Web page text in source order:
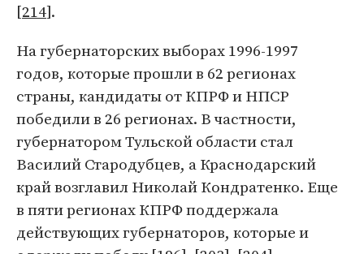
[214].
На губернаторских выборах 1996-1997
годов, которые прошли в 62 регионах
страны, кандидаты от КПРФ и НПСР
победили в 26 регионах. В частности,
губернатором Тульской области стал
Василий Стародубцев, а Краснодарский
край возглавил Николай Кондратенко. Еще
в пяти регионах КПРФ поддержала
действующих губернаторов, которые и